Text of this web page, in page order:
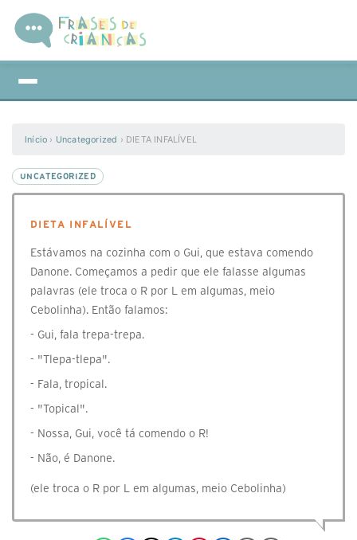
Início › Uncategorized › DIETA INFALÍVEL
UNCATEGORIZED
DIETA INFALÍVEL
Estávamos na cozinha com o Gui, que estava comendo
Danone. Começamos a pedir que ele falasse algumas
palavras (ele troca o R por L em algumas, meio
Cebolinha). Então falamos:
- Gui, fala trepa-trepa.
- "Tlepa-tlepa".
- Fala, tropical.
- "Topical".
- Nossa, Gui, você tá comendo o R!
- Não, é Danone.
(ele troca o R por L em algumas, meio Cebolinha)